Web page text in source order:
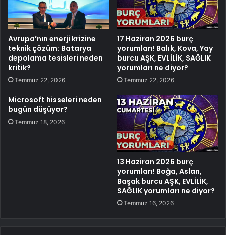
Avrupa’nın enerji krizine
teknik çözüm: Batarya
depolama tesisleri neden
kritik?
Temmuz 22, 2026
17 Haziran 2026 burç
yorumları! Balık, Kova, Yay
burcu AŞK, EVLİLİK, SAĞLIK
yorumları ne diyor?
Temmuz 22, 2026
Microsoft hisseleri neden
bugün düşüyor?
Temmuz 18, 2026
13 Haziran 2026 burç
yorumları! Boğa, Aslan,
Başak burcu AŞK, EVLİLİK,
SAĞLIK yorumları ne diyor?
Temmuz 16, 2026